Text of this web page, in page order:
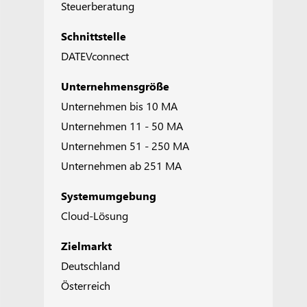
Steuerberatung
Schnittstelle
DATEVconnect
Unternehmensgröße
Unternehmen bis 10 MA
Unternehmen 11 - 50 MA
Unternehmen 51 - 250 MA
Unternehmen ab 251 MA
Systemumgebung
Cloud-Lösung
Zielmarkt
Deutschland
Österreich